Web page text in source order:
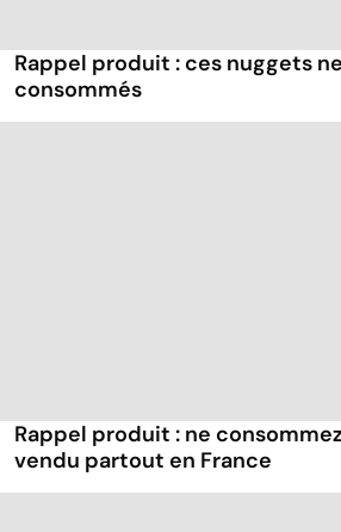
Rappel produit : ces nuggets
consommés
Rappel produit : ne
vendu partout en France